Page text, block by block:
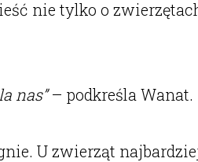
nie tylko o
nas”– podkreśla Wanat.
U zwierząt